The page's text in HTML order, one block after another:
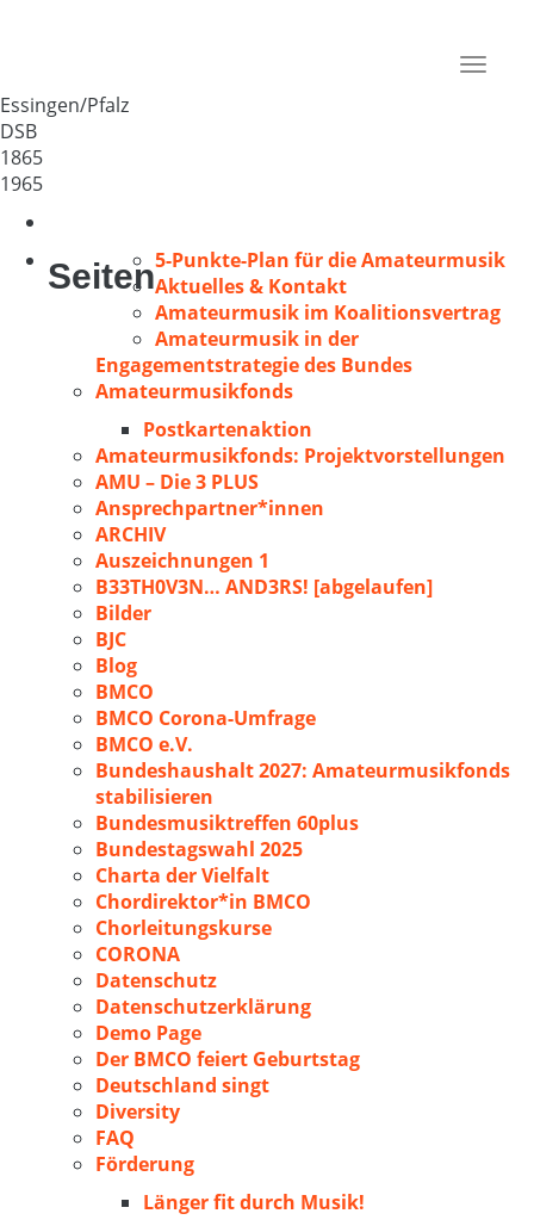
Toggle
Essingen/Pfalz
DSB
1865
1965
Seiten5-Punkte-Plan für die Amateurmusik
Aktuelles & Kontakt
Amateurmusik im Koalitionsvertrag
Amateurmusik in der
Engagementstrategie des Bundes
Amateurmusikfonds
Postkartenaktion
Amateurmusikfonds: Projektvorstellungen
AMU – Die 3 PLUS
Ansprechpartner*innen
ARCHIV
Auszeichnungen 1
B33TH0V3N… AND3RS! [abgelaufen]
Bilder
BJC
Blog
BMCO
BMCO Corona-Umfrage
BMCO e.V.
Bundeshaushalt 2027: Amateurmusikfonds
stabilisieren
Bundesmusiktreffen 60plus
Bundestagswahl 2025
Charta der Vielfalt
Chordirektor*in BMCO
Chorleitungskurse
CORONA
Datenschutz
Datenschutzerklärung
Demo Page
Der BMCO feiert Geburtstag
Deutschland singt
Diversity
FAQ
Förderung
Länger fit durch Musik!